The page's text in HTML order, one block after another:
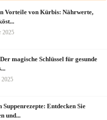
Vorteile von Kürbis: Nährwerte,
2025
magische Schlüssel für gesunde
2025
Suppenrezepte: Entdecken Sie
und...